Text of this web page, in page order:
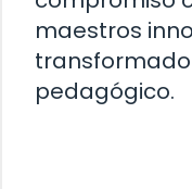
maestros
pedagógico.